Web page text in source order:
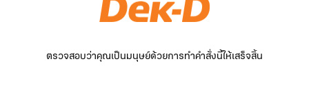
ตรวจสอบว่าคุณเป็นมนุษย์ด้วยการทำคำสั่งนี้ให้เสร็จสิ้น